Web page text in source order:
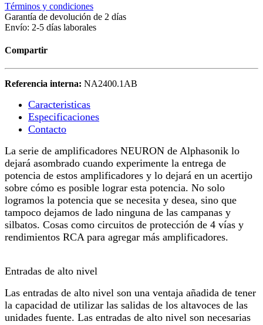
Términos y condiciones
Garantía de devolución de 2 días
Envío: 2-5 días laborales
Compartir
Referencia interna: NA2400.1AB
Caracteristicas​
Especificaciones
Contacto
La serie de amplificadores NEURON de Alphasonik lo
dejará asombrado cuando experimente la entrega de
potencia de estos amplificadores y lo dejará en un acertijo
sobre cómo es posible lograr esta potencia. No solo
logramos la potencia que se necesita y desea, sino que
tampoco dejamos de lado ninguna de las campanas y
silbatos. Cosas como circuitos de protección de 4 vías y
rendimientos RCA para agregar más amplificadores.
Entradas de alto nivel
Las entradas de alto nivel son una ventaja añadida de tener
la capacidad de utilizar las salidas de los altavoces de las
unidades fuente. Las entradas de alto nivel son necesarias